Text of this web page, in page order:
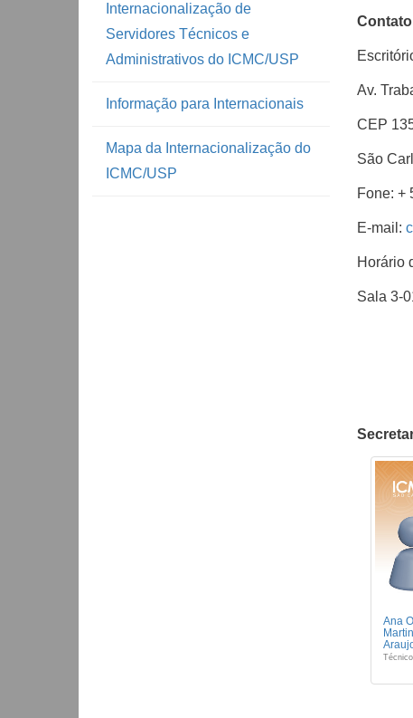
Internacionalização de
Servidores Técnicos e
Administrativos do ICMC/USP
Informação para Internacionais
Mapa da Internacionalização do
ICMC/USP
Contato
Av.
CEP
São
Fone: +
E-mail:
Horário
Sala 3-
Ana
Técnico